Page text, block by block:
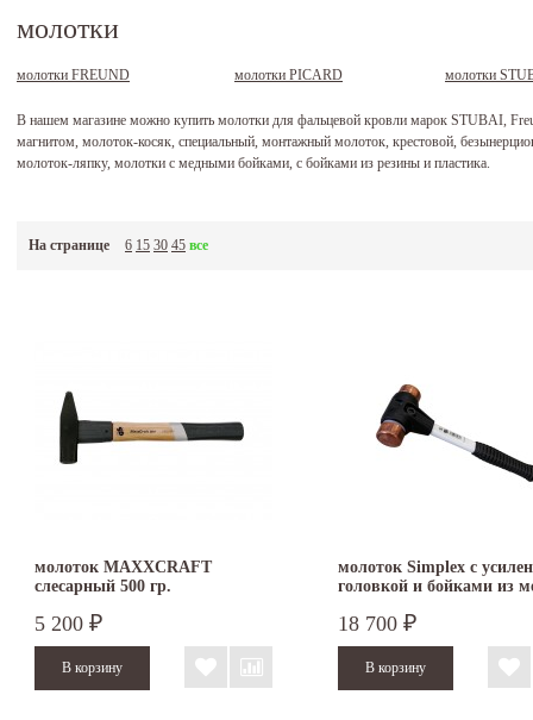
молотки
молотки FREUND молотки PICARD молотки
В нашем магазине можно купить молотки для фальцевой кровли марок STUBAI,
магнитом, молоток-косяк, специальный, монтажный молоток, крестовой,
молоток-ляпку, молотки с медными бойками, с бойками из резины и пластика.
На странице 6 15 30 45 все
молоток MAXXCRAFT
слесарный 500 гр.
5 200 ₽
молоток Simplex с
головкой и бойками из
18 700 ₽